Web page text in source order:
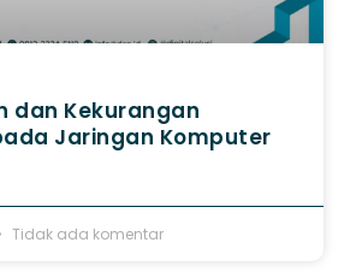
dan Kekurangan
Jaringan Komputer
Tidak ada komentar